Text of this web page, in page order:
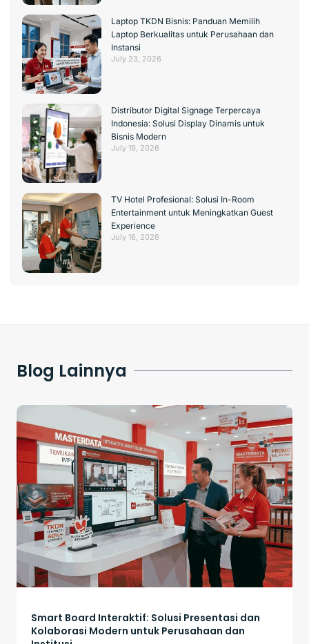
Laptop TKDN Bisnis: Panduan Memilih
Laptop Berkualitas untuk Perusahaan dan
Instansi
July 23, 2026
Distributor Digital Signage Terpercaya
Indonesia: Solusi Display Dinamis untuk
Bisnis Modern
July 19, 2026
TV Hotel Profesional: Solusi In-Room
Entertainment untuk Meningkatkan Guest
Experience
July 16, 2026
Blog Lainnya
Smart Board Interaktif: Solusi Presentasi dan
Kolaborasi Modern untuk Perusahaan dan